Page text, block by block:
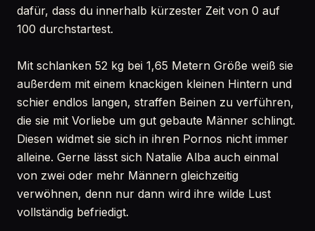
dafür, dass du innerhalb kürzester Zeit von 0 auf
100 durchstartest.
Mit schlanken 52 kg bei 1,65 Metern Größe weiß sie
außerdem mit einem knackigen kleinen Hintern und
schier endlos langen, straffen Beinen zu verführen,
die sie mit Vorliebe um gut gebaute Männer schlingt.
Diesen widmet sie sich in ihren Pornos nicht immer
alleine. Gerne lässt sich Natalie Alba auch einmal
von zwei oder mehr Männern gleichzeitig
verwöhnen, denn nur dann wird ihre wilde Lust
vollständig befriedigt.